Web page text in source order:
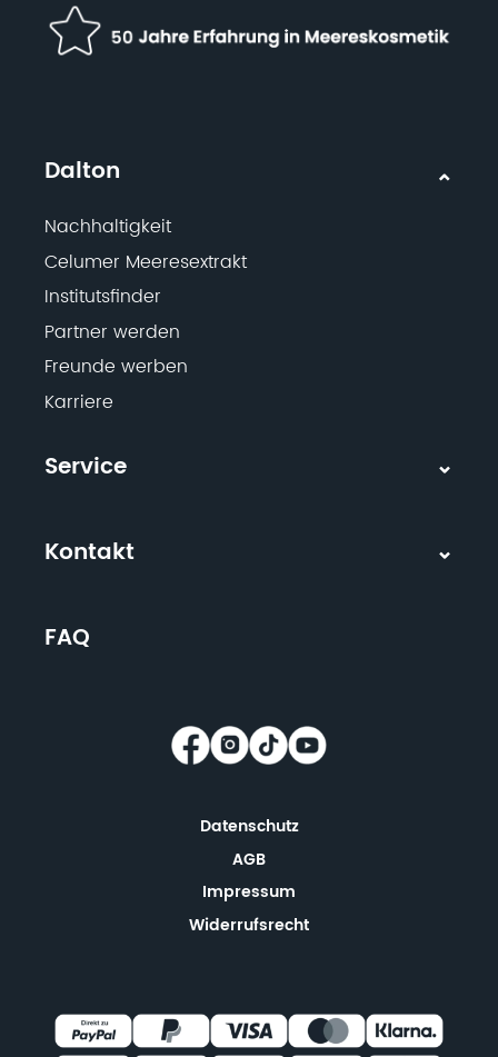
Dalton
Nachhaltigkeit
Celumer Meeresextrakt
Institutsfinder
Partner werden
Freunde werben
Karriere
Service
Kontakt
FAQ
Datenschutz
AGB
Impressum
Widerrufsrecht